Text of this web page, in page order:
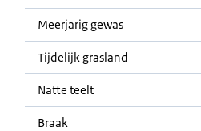
Meerjarig gewas
Tijdelijk grasland
Natte teelt
Braak